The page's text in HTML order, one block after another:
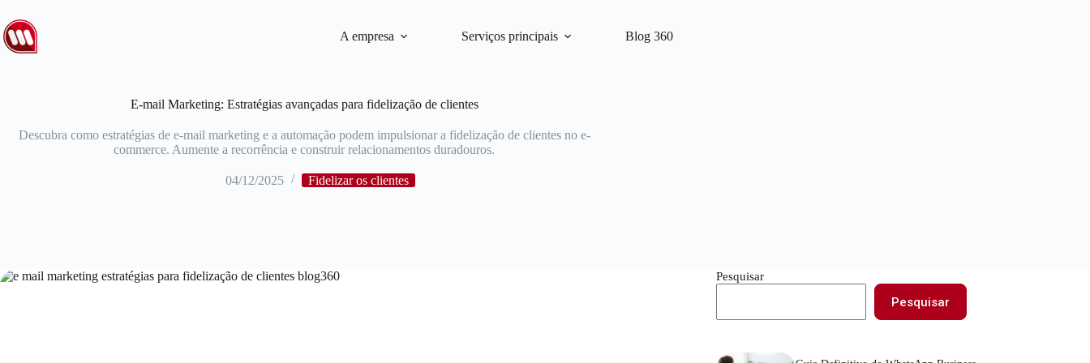
A empresa Serviços principais Blog 360
E-mail Marketing: Estratégias avançadas para fidelização de clientes
Descubra como estratégias de e-mail marketing e a automação podem impulsionar a fidelização de clientes no e-
commerce. Aumente a recorrência e construir relacionamentos duradouros.
04/12/2025 Fidelizar os clientes
Pesquisar
Pesquisar